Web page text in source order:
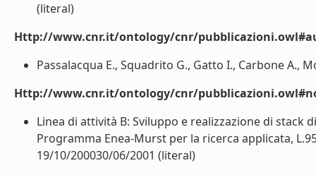
(literal)
Http://www.cnr.it/ontology/cnr/
Passalacqua E., Squadrito G., Gatto I., Carbone A.,
Http://www.cnr.it/ontology/cnr/
Linea di attività B: Sviluppo e realizzazione di
Programma Enea-Murst per la ricerca applicata,
19/10/200030/06/2001 (literal)